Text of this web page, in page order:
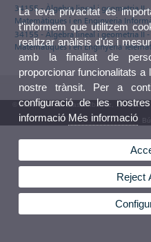
34155 - Àlgebra lineal i geometria II
Matemàtiques i en Enginyeria
34155 - Àlgebra lineal i geometria II
Matemàtiques i en Enginyeria
© 2026 UV. - Av. Blasco Ibáñez, 13.
La teva privacitat és
t'informem que utilitzem
realitzar anàlisis d'ús i
amb la finalitat de
proporcionar funcionalitats
nostre trànsit. Per a
configuració de les
informació Més informació
Reject